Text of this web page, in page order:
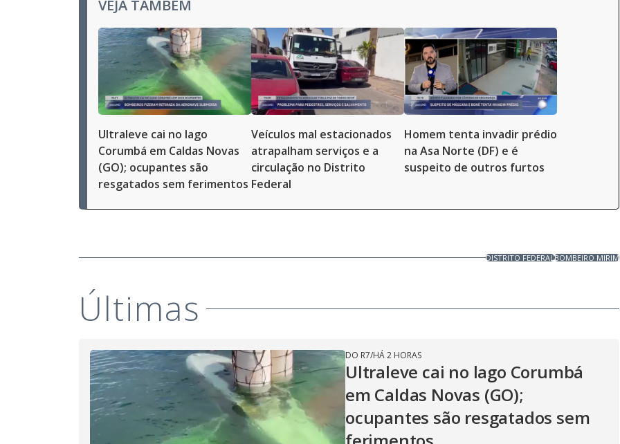
VEJA TAMBÉM
Ultraleve cai no lago
Corumbá em Caldas Novas
(GO); ocupantes são
resgatados sem ferimentos
Veículos mal estacionados
atrapalham serviços e a
circulação no Distrito
Federal
Homem tenta invadir prédio
na Asa Norte (DF) e é
suspeito de outros furtos
DISTRITO FEDERALBOMBEIRO MIRIM
Últimas
DO R7/HÁ 2 HORAS
Ultraleve cai no lago Corumbá
em Caldas Novas (GO);
ocupantes são resgatados sem